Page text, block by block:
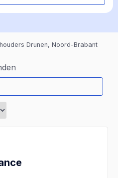
Drunen, Noord-Brabant